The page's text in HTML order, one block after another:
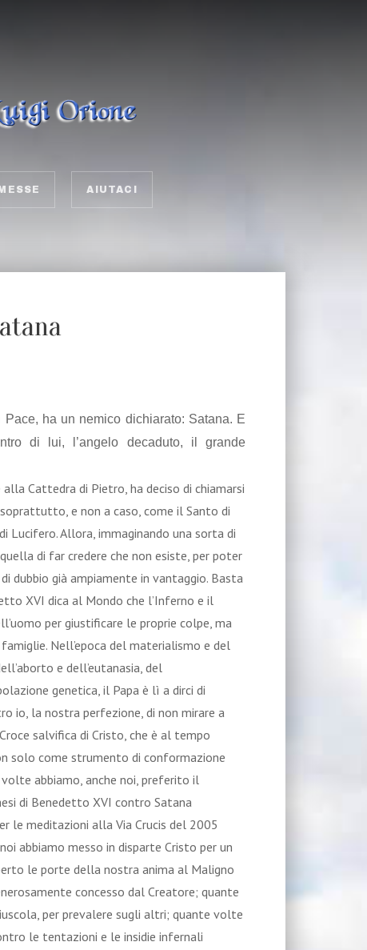
AIUTACI
ha un nemico dichiarato: Satana. E
di lui, l’angelo decaduto, il grande
Cattedra di Pietro, ha deciso di chiamarsi
e non a caso, come il Santo di
Lucifero. Allora, immaginando una sorta di
di far credere che non esiste, per poter
dubbio già ampiamente in vantaggio. Basta
XVI dica al Mondo che l’Inferno e il
per giustificare le proprie colpe, ma
Nell’epoca del materialismo e del
e dell’eutanasia, del
genetica, il Papa è lì a dirci di
io, la nostra perfezione, di non mirare a
salvifica di Cristo, che è al tempo
solo come strumento di conformazione
abbiamo, anche noi, preferito il
di Benedetto XVI contro Satana
le meditazioni alla Via Crucis del 2005
abbiamo messo in disparte Cristo per un
le porte della nostra anima al Maligno
concesso dal Creatore; quante
per prevalere sugli altri; quante volte
le tentazioni e le insidie infernali